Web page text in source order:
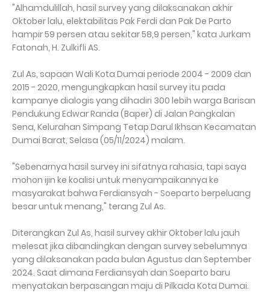
"Alhamdulillah, hasil survey yang dilaksanakan akhir
Oktober lalu, elektabilitas Pak Ferdi dan Pak De Parto
hampir 59 persen atau sekitar 58,9 persen," kata Jurkam
Fatonah, H. Zulkifli AS.
Zul As, sapaan Wali Kota Dumai periode 2004 - 2009 dan
2015 - 2020, mengungkapkan hasil survey itu pada
kampanye dialogis yang dihadiri 300 lebih warga Barisan
Pendukung Edwar Randa (Baper) di Jalan Pangkalan
Sena, Kelurahan Simpang Tetap Darul Ikhsan Kecamatan
Dumai Barat, Selasa (05/11/2024) malam.
"Sebenarnya hasil survey ini sifatnya rahasia, tapi saya
mohon ijin ke koalisi untuk menyampaikannya ke
masyarakat bahwa Ferdiansyah - Soeparto berpeluang
besar untuk menang," terang Zul As.
Diterangkan Zul As, hasil survey akhir Oktober lalu jauh
melesat jika dibandingkan dengan survey sebelumnya
yang dilaksanakan pada bulan Agustus dan September
2024. Saat dimana Ferdiansyah dan Soeparto baru
menyatakan berpasangan maju di Pilkada Kota Dumai.